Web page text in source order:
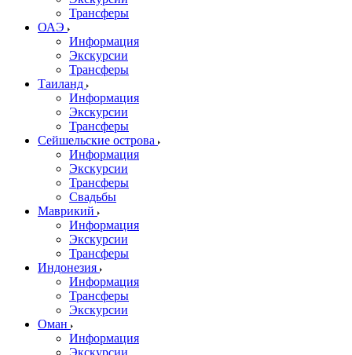
Трансферы
ОАЭ
Информация
Экскурсии
Трансферы
Таиланд
Информация
Экскурсии
Трансферы
Сейшельские острова
Информация
Экскурсии
Трансферы
Свадьбы
Маврикий
Информация
Экскурсии
Трансферы
Индонезия
Информация
Трансферы
Экскурсии
Оман
Информация
Экскурсии